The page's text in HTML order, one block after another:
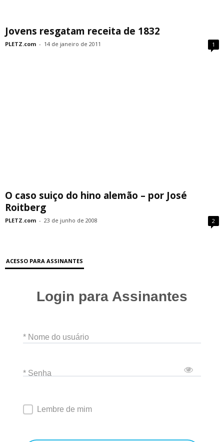
Jovens resgatam receita de 1832
PLETZ.com - 14 de janeiro de 2011 1
O caso suiço do hino alemão – por José
Roitberg
PLETZ.com - 23 de junho de 2008 2
ACESSO PARA ASSINANTES
Login para Assinantes
* Nome do usuário
* Senha
Lembre de mim